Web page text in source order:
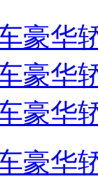
豪华
豪华
豪华
豪华